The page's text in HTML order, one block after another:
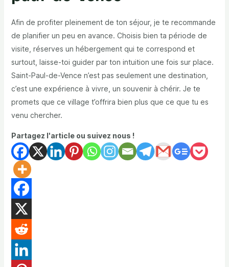
Afin de profiter pleinement de ton séjour, je te recommande
de planifier un peu en avance. Choisis bien ta période de
visite, réserves un hébergement qui te correspond et
surtout, laisse-toi guider par ton intuition une fois sur place.
Saint-Paul-de-Vence n’est pas seulement une destination,
c’est une expérience à vivre, un souvenir à chérir. Je te
promets que ce village t’offrira bien plus que ce que tu es
venu chercher.
Partagez l'article ou suivez nous !